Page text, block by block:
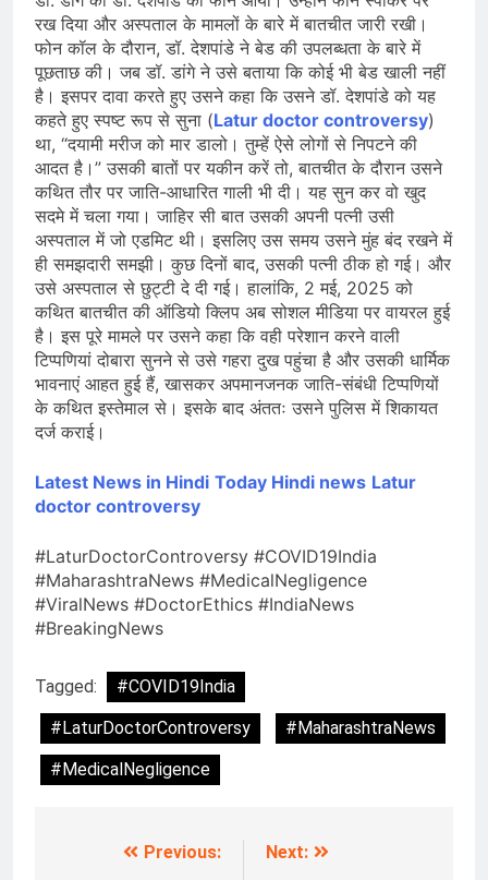
रख दिया और अस्पताल के मामलों के बारे में बातचीत जारी रखी।
फोन कॉल के दौरान, डॉ. देशपांडे ने बेड की उपलब्धता के बारे में
पूछताछ की। जब डॉ. डांगे ने उसे बताया कि कोई भी बेड खाली नहीं
है। इसपर दावा करते हुए उसने कहा कि उसने डॉ. देशपांडे को यह
कहते हुए स्पष्ट रूप से सुना (Latur doctor controversy)
था, “दयामी मरीज को मार डालो। तुम्हें ऐसे लोगों से निपटने की
आदत है।” उसकी बातों पर यकीन करें तो, बातचीत के दौरान उसने
कथित तौर पर जाति-आधारित गाली भी दी। यह सुन कर वो खुद
सदमे में चला गया। जाहिर सी बात उसकी अपनी पत्नी उसी
अस्पताल में जो एडमिट थी। इसलिए उस समय उसने मुंह बंद रखने में
ही समझदारी समझी। कुछ दिनों बाद, उसकी पत्नी ठीक हो गई। और
उसे अस्पताल से छुट्टी दे दी गई। हालांकि, 2 मई, 2025 को
कथित बातचीत की ऑडियो क्लिप अब सोशल मीडिया पर वायरल हुई
है। इस पूरे मामले पर उसने कहा कि वही परेशान करने वाली
टिप्पणियां दोबारा सुनने से उसे गहरा दुख पहुंचा है और उसकी धार्मिक
भावनाएं आहत हुई हैं, खासकर अपमानजनक जाति-संबंधी टिप्पणियों
के कथित इस्तेमाल से। इसके बाद अंततः उसने पुलिस में शिकायत
दर्ज कराई।
Latest News in Hindi Today Hindi news Latur
doctor controversy
#LaturDoctorControversy #COVID19India
#MaharashtraNews #MedicalNegligence
#ViralNews #DoctorEthics #IndiaNews
#BreakingNews
Tagged:
#COVID19India
#LaturDoctorControversy
#MaharashtraNews
#MedicalNegligence
Previous:
Next: